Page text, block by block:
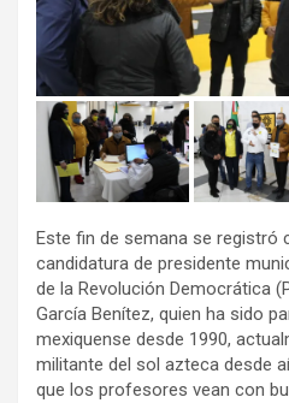
Este fin de semana se registró
candidatura de presidente
de la Revolución Democrática
García Benítez, quien ha sido
mexiquense desde 1990,
militante del sol azteca desde
que los profesores vean con